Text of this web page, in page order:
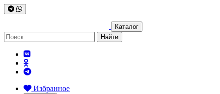
Каталог
Найти
Избранное